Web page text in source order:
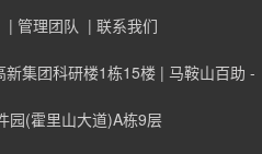
| 管理团队 | 联系我们
集团科研楼1栋15楼 | 马鞍山百助 -
园(霍里山大道)A栋9层